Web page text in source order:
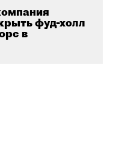
фуд-холл
в